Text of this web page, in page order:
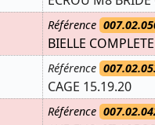
Référence
BIELLE
Référence
CAGE 15.19.20
Référence